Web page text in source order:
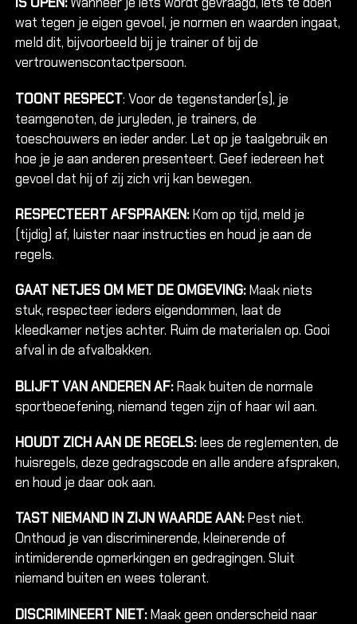
Over
Nieuws
wat tegen je eigen gevoel, je normen en waarden ingaat,
meld dit, bijvoorbeeld bij je trainer of bij de
vertrouwenscontactpersoon.
TOONT RESPECT: Voor de tegenstander(s), je
teamgenoten, de juryleden, je trainers, de
toeschouwers en ieder ander. Let op je taalgebruik en
hoe je je aan anderen presenteert. Geef iedereen het
gevoel dat hij of zij zich vrij kan bewegen.
RESPECTEERT AFSPRAKEN:Kom op tijd, meld je
(tijdig) af, luister naar instructies en houd je aan de
regels.
GAAT NETJES OM MET DE OMGEVING:Maak niets
stuk, respecteer ieders eigendommen, laat de
kleedkamer netjes achter. Ruim de materialen op. Gooi
afval in de afvalbakken.
BLIJFT VAN ANDEREN AF:Raak buiten de normale
sportbeoefening, niemand tegen zijn of haar wil aan.
HOUDT ZICH AAN DE REGELS:lees de reglementen, de
huisregels, deze gedragscode en alle andere afspraken,
en houd je daar ook aan.
TAST NIEMAND IN ZIJN WAARDE AAN:Pest niet.
Onthoud je van discriminerende, kleinerende of
intimiderende opmerkingen en gedragingen. Sluit
niemand buiten en wees tolerant.
DISCRIMINEERT NIET:Maak geen onderscheid naar